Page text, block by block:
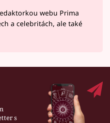
webu Prima
a celebritách, ale také
s